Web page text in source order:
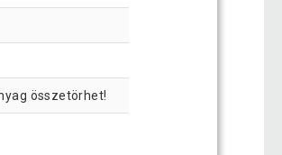
összetörhet!